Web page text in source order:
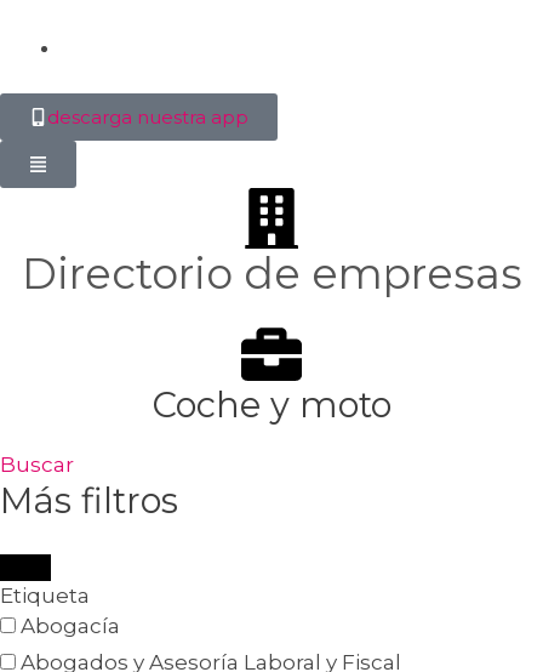
descarga nuestra app
Directorio de empresas
Coche y moto
Buscar
Más filtros
Etiqueta
Abogacía
Abogados y Asesoría Laboral y Fiscal